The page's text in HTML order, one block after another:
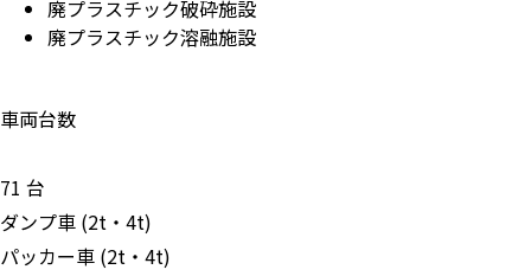
廃プラスチック破砕施設
廃プラスチック溶融施設
車両台数
71 台
ダンプ車 (2t・4t)
パッカー車 (2t・4t)